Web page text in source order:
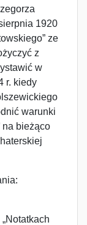
1920
ze
z
w
r. kiedy
warunki
na bieżąco